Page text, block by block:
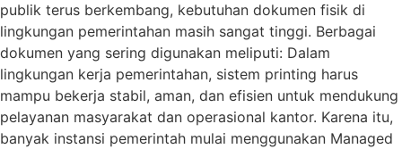
publik terus berkembang, kebutuhan dokumen fisik di
lingkungan pemerintahan masih sangat tinggi. Berbagai
dokumen yang sering digunakan meliputi: Dalam
lingkungan kerja pemerintahan, sistem printing harus
mampu bekerja stabil, aman, dan efisien untuk mendukung
pelayanan masyarakat dan operasional kantor. Karena itu,
banyak instansi pemerintah mulai menggunakan Managed